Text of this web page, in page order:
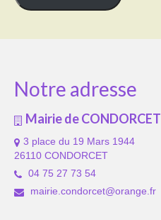
Notre adresse
Mairie de CONDORCET
3 place du 19 Mars 1944
26110 CONDORCET
04 75 27 73 54
mairie.condorcet@orange.fr